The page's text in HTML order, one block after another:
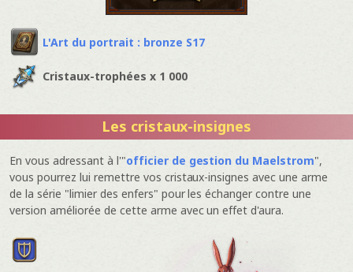
L'Art du portrait : bronze S17
Cristaux-trophées x 1 000
Les cristaux-insignes
En vous adressant à l'"officier de gestion du Maelstrom",
vous pourrez lui remettre vos cristaux-insignes avec une arme
de la série "limier des enfers" pour les échanger contre une
version améliorée de cette arme avec un effet d'aura.